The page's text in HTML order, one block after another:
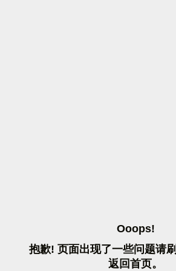
OOOPS!
抱歉! 页面出现了一些问题请刷
返 回首页。